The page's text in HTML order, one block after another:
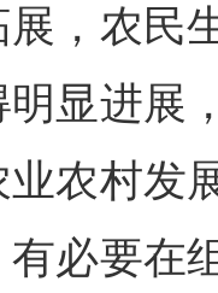
，农民
显进展
农村发
必要在